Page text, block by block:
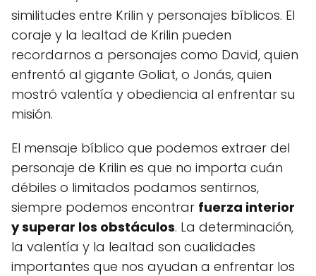
similitudes entre Krilin y personajes bíblicos. El
coraje y la lealtad de Krilin pueden
recordarnos a personajes como David, quien
enfrentó al gigante Goliat, o Jonás, quien
mostró valentía y obediencia al enfrentar su
misión.
El mensaje bíblico que podemos extraer del
personaje de Krilin es que no importa cuán
débiles o limitados podamos sentirnos,
siempre podemos encontrar fuerza interior
y superar los obstáculos. La determinación,
la valentía y la lealtad son cualidades
importantes que nos ayudan a enfrentar los